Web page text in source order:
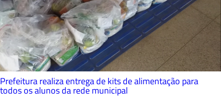
Prefeitura realiza entrega de kits de alimentação para
todos os alunos da rede municipal